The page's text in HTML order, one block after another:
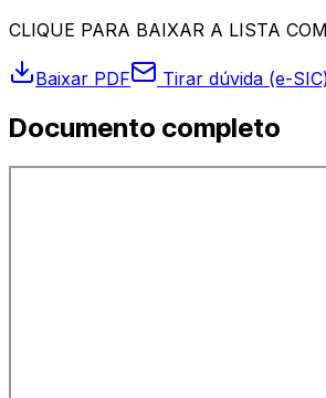
CLIQUE PARA BAIXAR A LISTA
Baixar PDF Tirar dúvida (e-
Documento completo